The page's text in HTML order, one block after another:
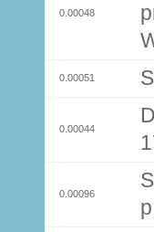
0.00048
0.00051
0.00044
0.00096